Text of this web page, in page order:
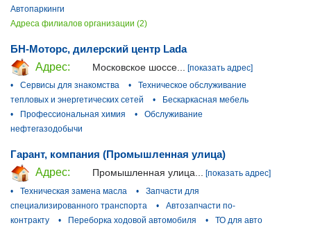
Автопаркинги
Адреса филиалов организации (2)
БН-Моторс, дилерский центр Lada
Адрес:
Московское шоссе...
[показать адрес]
•
Сервисы для знакомства •
Техническое обслуживание
тепловых и энергетических сетей
•
Бескаркасная мебель
•
Профессиональная химия •
Обслуживание
нефтегазодобычи
Гарант, компания (Промышленная улица)
Адрес:
Промышленная улица... [показать адрес]
•
Техническая замена масла •
Запчасти для
специализированного транспорта
•
Автозапчасти по-
контракту
• Переборка ходовой автомобиля • ТО для авто